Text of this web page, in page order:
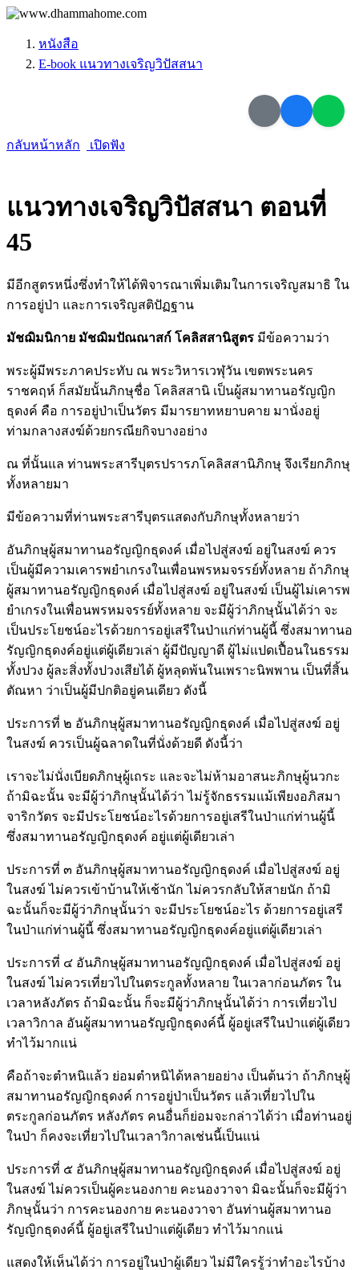
หนังสือ
E-book แนวทางเจริญวิปัสสนา
กลับหน้าหลัก เปิดฟัง
แนวทางเจริญวิปัสสนา ตอนที่
45
มีอีกสูตรหนึ่งซึ่งทำให้ได้พิจารณาเพิ่มเติมในการเจริญสมาธิ ใน
การอยู่ป่า และการเจริญสติปัฏฐาน
มัชฌิมนิกาย มัชฌิมปัณณาสก์ โคลิสสานิสูตร มีข้อความว่า
พระผู้มีพระภาคประทับ ณ พระวิหารเวฬุวัน เขตพระนคร
ราชคฤห์ ก็สมัยนั้นภิกษุชื่อ โคลิสสานิ เป็นผู้สมาทานอรัญญิก
ธุดงค์ คือ การอยู่ป่าเป็นวัตร มีมารยาทหยาบคาย มานั่งอยู่
ท่ามกลางสงฆ์ด้วยกรณียกิจบางอย่าง
ณ ที่นั้นแล ท่านพระสารีบุตรปรารภโคลิสสานิภิกษุ จึงเรียกภิกษุ
ทั้งหลายมา
มีข้อความที่ท่านพระสารีบุตรแสดงกับภิกษุทั้งหลายว่า
อันภิกษุผู้สมาทานอรัญญิกธุดงค์ เมื่อไปสู่สงฆ์ อยู่ในสงฆ์ ควร
เป็นผู้มีความเคารพยำเกรงในเพื่อนพรหมจรรย์ทั้งหลาย ถ้าภิกษุ
ผู้สมาทานอรัญญิกธุดงค์ เมื่อไปสู่สงฆ์ อยู่ในสงฆ์ เป็นผู้ไม่เคารพ
ยำเกรงในเพื่อนพรหมจรรย์ทั้งหลาย จะมีผู้ว่าภิกษุนั้นได้ว่า จะ
เป็นประโยชน์อะไรด้วยการอยู่เสรีในป่าแก่ท่านผู้นี้ ซึ่งสมาทานอ
รัญญิกธุดงค์อยู่แต่ผู้เดียวเล่า ผู้มีปัญญาดี ผู้ไม่แปดเปื้อนในธรรม
ทั้งปวง ผู้ละสิ่งทั้งปวงเสียได้ ผู้หลุดพ้นในเพราะนิพพาน เป็นที่สิ้น
ตัณหา ว่าเป็นผู้มีปกติอยู่คนเดียว ดังนี้
ประการที่ ๒ อันภิกษุผู้สมาทานอรัญญิกธุดงค์ เมื่อไปสู่สงฆ์ อยู่
ในสงฆ์ ควรเป็นผู้ฉลาดในที่นั่งด้วยดี ดังนี้ว่า
เราจะไม่นั่งเบียดภิกษุผู้เถระ และจะไม่ห้ามอาสนะภิกษุผู้นวกะ
ถ้ามิฉะนั้น จะมีผู้ว่าภิกษุนั้นได้ว่า ไม่รู้จักธรรมแม้เพียงอภิสมา
จาริกวัตร จะมีประโยชน์อะไรด้วยการอยู่เสรีในป่าแก่ท่านผู้นี้
ซึ่งสมาทานอรัญญิกธุดงค์ อยู่แต่ผู้เดียวเล่า
ประการที่ ๓ อันภิกษุผู้สมาทานอรัญญิกธุดงค์ เมื่อไปสู่สงฆ์ อยู่
ในสงฆ์ ไม่ควรเข้าบ้านให้เช้านัก ไม่ควรกลับให้สายนัก ถ้ามิ
ฉะนั้นก็จะมีผู้ว่าภิกษุนั้นว่า จะมีประโยชน์อะไร ด้วยการอยู่เสรี
ในป่าแก่ท่านผู้นี้ ซึ่งสมาทานอรัญญิกธุดงค์อยู่แต่ผู้เดียวเล่า
ประการที่ ๔ อันภิกษุผู้สมาทานอรัญญิกธุดงค์ เมื่อไปสู่สงฆ์ อยู่
ในสงฆ์ ไม่ควรเที่ยวไปในตระกูลทั้งหลาย ในเวลาก่อนภัตร ใน
เวลาหลังภัตร ถ้ามิฉะนั้น ก็จะมีผู้ว่าภิกษุนั้นได้ว่า การเที่ยวไป
เวลาวิกาล อันผู้สมาทานอรัญญิกธุดงค์นี้ ผู้อยู่เสรีในป่าแต่ผู้เดียว
ทำไว้มากแน่
คือถ้าจะตำหนิแล้ว ย่อมตำหนิได้หลายอย่าง เป็นต้นว่า ถ้าภิกษุผู้
สมาทานอรัญญิกธุดงค์ การอยู่ป่าเป็นวัตร แล้วเที่ยวไปใน
ตระกูลก่อนภัตร หลังภัตร คนอื่นก็ย่อมจะกล่าวได้ว่า เมื่อท่านอยู่
ในป่า ก็คงจะเที่ยวไปในเวลาวิกาลเช่นนี้เป็นแน่
ประการที่ ๕ อันภิกษุผู้สมาทานอรัญญิกธุดงค์ เมื่อไปสู่สงฆ์ อยู่
ในสงฆ์ ไม่ควรเป็นผู้คะนองกาย คะนองวาจา มิฉะนั้นก็จะมีผู้ว่า
ภิกษุนั้นว่า การคะนองกาย คะนองวาจา อันท่านผู้สมาทานอ
รัญญิกธุดงค์นี้ ผู้อยู่เสรีในป่าแต่ผู้เดียว ทำไว้มากแน่
แสดงให้เห็นได้ว่า การอยู่ในป่าผู้เดียว ไม่มีใครรู้ว่าทำอะไรบ้าง